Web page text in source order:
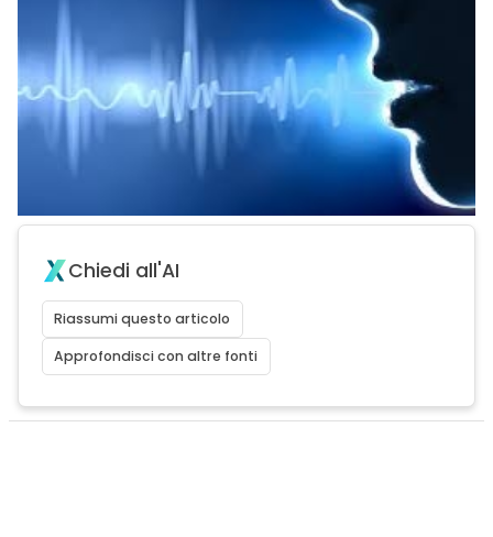
Chiedi all'AI
Riassumi questo articolo
Approfondisci con altre fonti